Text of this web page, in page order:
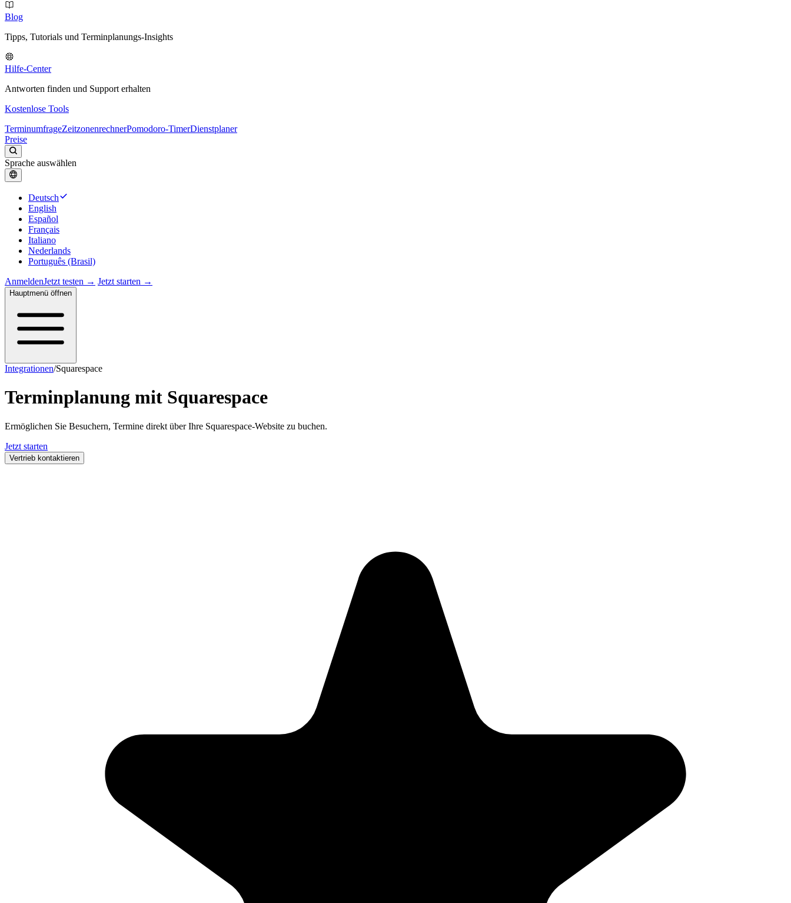
Blog
Tipps, Tutorials und Terminplanungs-Insights
Hilfe-Center
Antworten finden und Support erhalten
Kostenlose Tools
TerminumfrageZeitzonenrechnerPomodoro-TimerDienstplaner
Preise
Sprache auswählen
Deutsch
English
Español
Français
Italiano
Nederlands
Português (Brasil)
AnmeldenJetzt testen → Jetzt starten →
Hauptmenü öffnen
Integrationen/Squarespace
Terminplanung mit Squarespace
Ermöglichen Sie Besuchern, Termine direkt über Ihre Squarespace-Website zu buchen.
Jetzt starten
Vertrieb kontaktieren